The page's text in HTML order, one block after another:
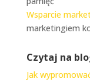
Wsparcie
marketingiem
Czytaj na
Jak